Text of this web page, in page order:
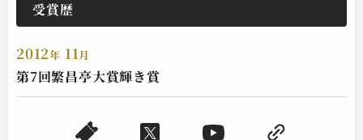
受賞歴
2012年 11月
第7回繁昌亭大賞輝き賞